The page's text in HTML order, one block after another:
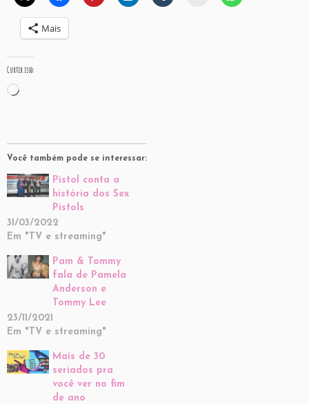
Mais
Curtir isso:
Carregando...
Você também pode se interessar:
Pistol conta a
história dos Sex
Pistols
31/03/2022
Em "TV e streaming"
Pam & Tommy
fala de Pamela
Anderson e
Tommy Lee
23/11/2021
Em "TV e streaming"
Mais de 30
seriados pra
você ver no fim
de ano